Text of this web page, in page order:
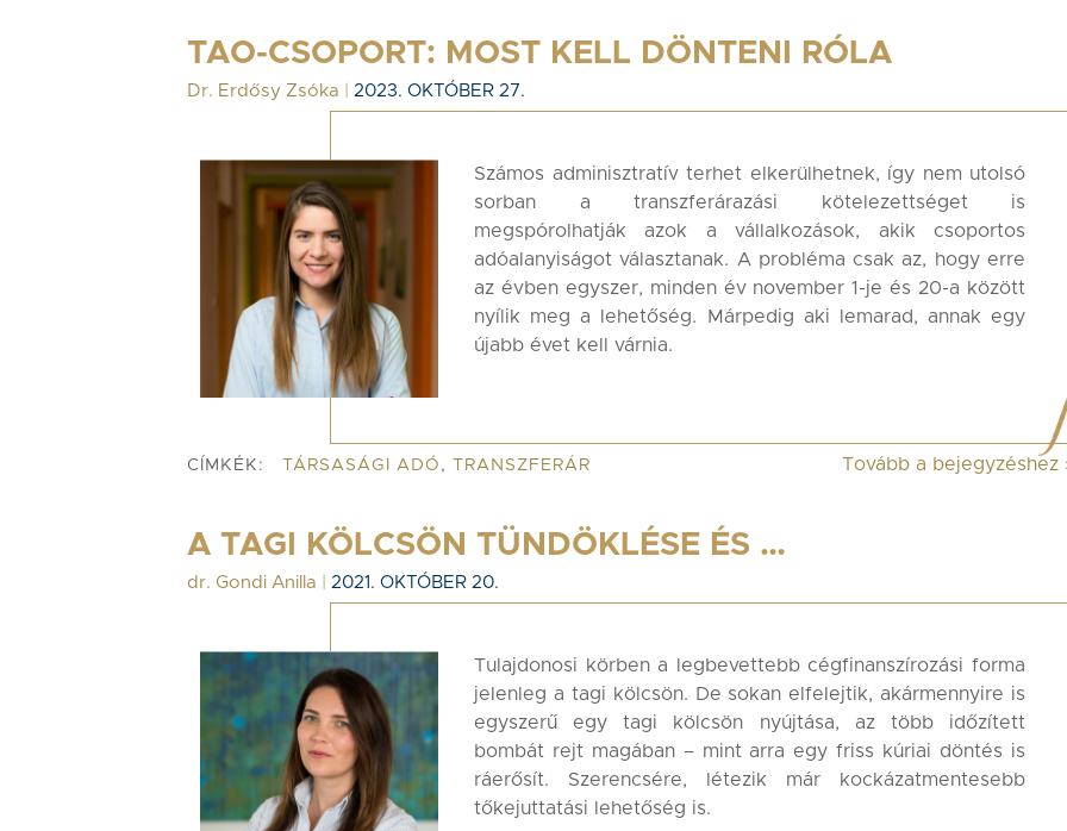
TAO-CSOPORT: MOST KELL DÖNTENI RÓLA
Dr. Erdősy Zsóka 2023. OKTÓBER 27.
Számos adminisztratív terhet elkerülhetnek, így nem utolsó
sorban a transzferárazási kötelezettséget is
megspórolhatják azok a vállalkozások, akik csoportos
adóalanyiságot választanak. A probléma csak az, hogy erre
az évben egyszer, minden év november 1-je és 20-a között
nyílik meg a lehetőség. Márpedig aki lemarad, annak egy
újabb évet kell várnia.
CÍMKÉK: TÁRSASÁGI ADÓ , TRANSZFERÁR Tovább a bejegyzéshez
A TAGI KÖLCSÖN TÜNDÖKLÉSE ÉS …
dr. Gondi Anilla 2021. OKTÓBER 20.
Tulajdonosi körben a legbevettebb cégfinanszírozási forma
jelenleg a tagi kölcsön. De sokan elfelejtik, akármennyire is
egyszerű egy tagi kölcsön nyújtása, az több időzített
bombát rejt magában – mint arra egy friss kúriai döntés is
ráerősít. Szerencsére, létezik már kockázatmentesebb
tőkejuttatási lehetőség is.